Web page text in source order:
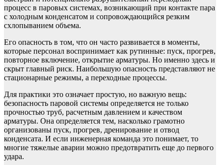
процесс в паровых системах, возникающий при контакте пара
с холодным конденсатом и сопровождающийся резким
схлопыванием объема.
Его опасность в том, что он часто развивается в моменты,
которые персонал воспринимает как рутинные: пуск, прогрев,
повторное включение, открытие арматуры. Но именно здесь и
скрыт главный риск. Наибольшую опасность представляют не
стационарные режимы, а переходные процессы.
Для практики это означает простую, но важную вещь:
безопасность паровой системы определяется не только
прочностью труб, расчетным давлением и качеством
арматуры. Она определяется тем, насколько грамотно
организованы пуск, прогрев, дренирование и отвод
конденсата. И если инженерная команда это понимает, то
многие тяжелые аварии можно предотвратить еще до первого
удара.